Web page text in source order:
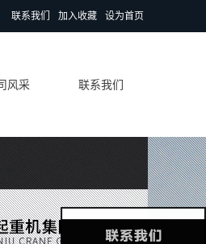
设为首页
加入收藏
联系我们
风采 联系我们